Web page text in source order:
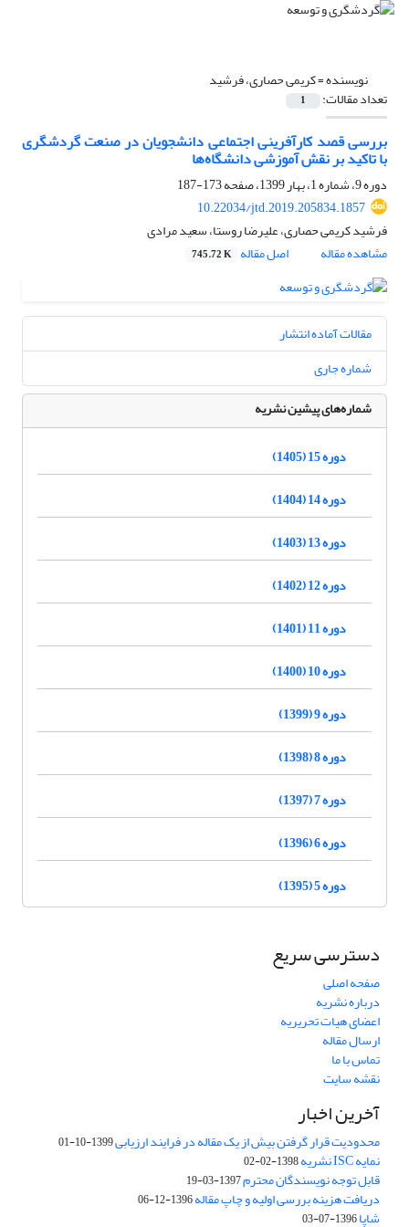
نویسنده =کریمی حصاری، فرشید
تعداد مقالات: 1
بررسی قصد کارآفرینی اجتماعی دانشجویان در صنعت گردشگری
با تاکید بر نقش آموزشی دانشگاه‌ها
دوره 9، شماره 1، بهار 1399، صفحه
173-187
10.22034/jtd.2019.205834.1857
فرشید کریمی حصاری، علیرضا روستا، سعید مرادی
مشاهده مقاله
اصل مقاله 745.72 K
مقالات آماده انتشار
شماره جاری
شماره‌های پیشین نشریه
دوره 15 (1405)
دوره 14 (1404)
دوره 13 (1403)
دوره 12 (1402)
دوره 11 (1401)
دوره 10 (1400)
دوره 9 (1399)
دوره 8 (1398)
دوره 7 (1397)
دوره 6 (1396)
دوره 5 (1395)
دسترسی سریع
صفحه اصلی
درباره نشریه
اعضای هیات تحریریه
ارسال مقاله
تماس با ما
نقشه سایت
آخرین اخبار
محدودیت قرار گرفتن بیش از یک مقاله در فرایند ارزیابی1399-10-01
نمایه ISC نشریه 1398-02-02
قابل توجه نویسندگان محترم1397-03-19
دریافت هزینه بررسی اولیه و چاپ مقاله1396-12-06
شاپا1396-07-03